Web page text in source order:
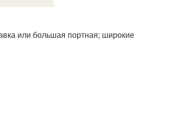
или большая портная; широкие